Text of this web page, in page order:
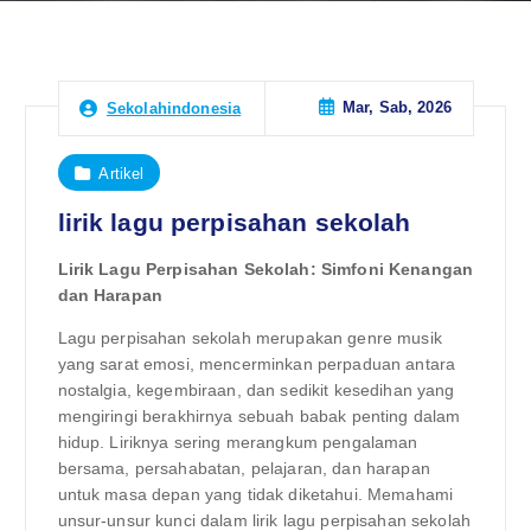
Sekolahindonesia Mar, Sab, 2026
Artikel
lirik lagu perpisahan sekolah
Lirik Lagu Perpisahan Sekolah: Simfoni Kenangan
dan Harapan
Lagu perpisahan sekolah merupakan genre musik
yang sarat emosi, mencerminkan perpaduan antara
nostalgia, kegembiraan, dan sedikit kesedihan yang
mengiringi berakhirnya sebuah babak penting dalam
hidup. Liriknya sering merangkum pengalaman
bersama, persahabatan, pelajaran, dan harapan
untuk masa depan yang tidak diketahui. Memahami
unsur-unsur kunci dalam lirik lagu perpisahan sekolah